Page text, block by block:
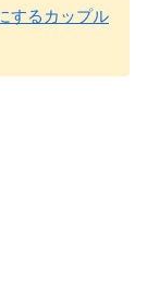
するカップル